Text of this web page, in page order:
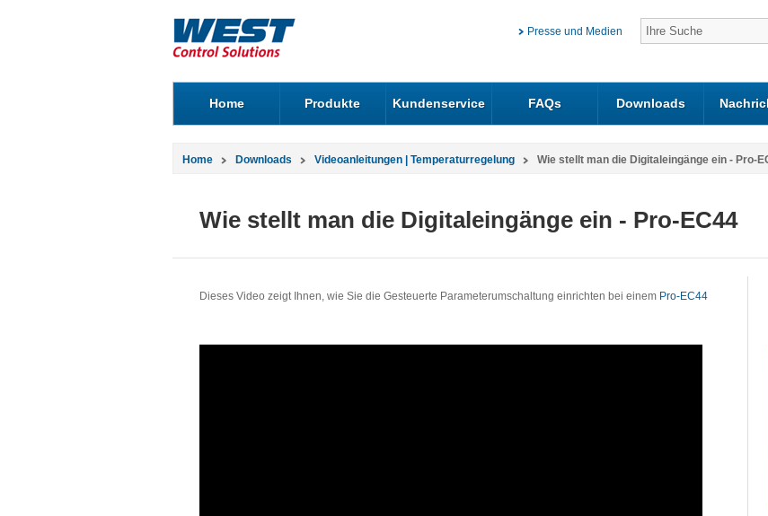
Presse und Medien
Home Produkte Kundenservice FAQs Downloads
Home Downloads Videoanleitungen | Temperaturregelung Wie stellt man die Digitaleingänge ein - Pro-
Wie stellt man die Digitaleingänge ein - Pro-EC44
Dieses Video zeigt Ihnen, wie Sie die Gesteuerte Parameterumschaltung einrichten bei einem Pro-EC44